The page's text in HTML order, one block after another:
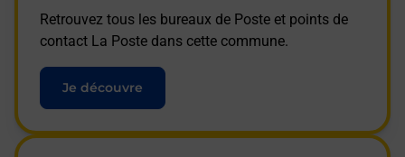
Retrouvez tous les bureaux de Poste et points de
contact La Poste dans cette commune.
Je découvre